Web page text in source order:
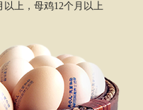
上，母鸡12个月以上